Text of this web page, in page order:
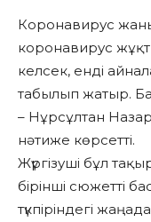
Коронавирус
коронавирус
келсек, енді
табылып жатыр.
– Нұрсұлтан
нәтиже көрсетті.
Жүргізуші бұл
бірінші сюжетті
түкпіріндегі